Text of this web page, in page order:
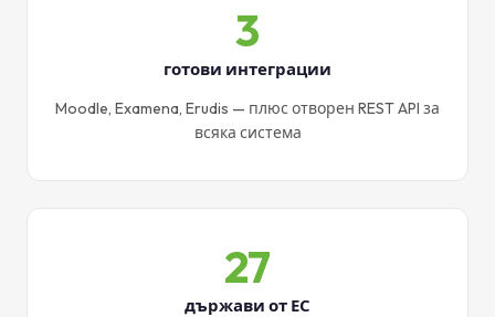
3
готови интеграции
Moodle, Examena, Erudis — плюс отворен REST API за
всяка система
27
държави от ЕС